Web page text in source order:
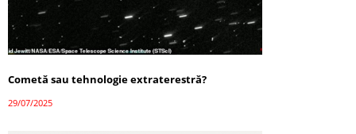
Cometă sau tehnologie extraterestră?
29/07/2025